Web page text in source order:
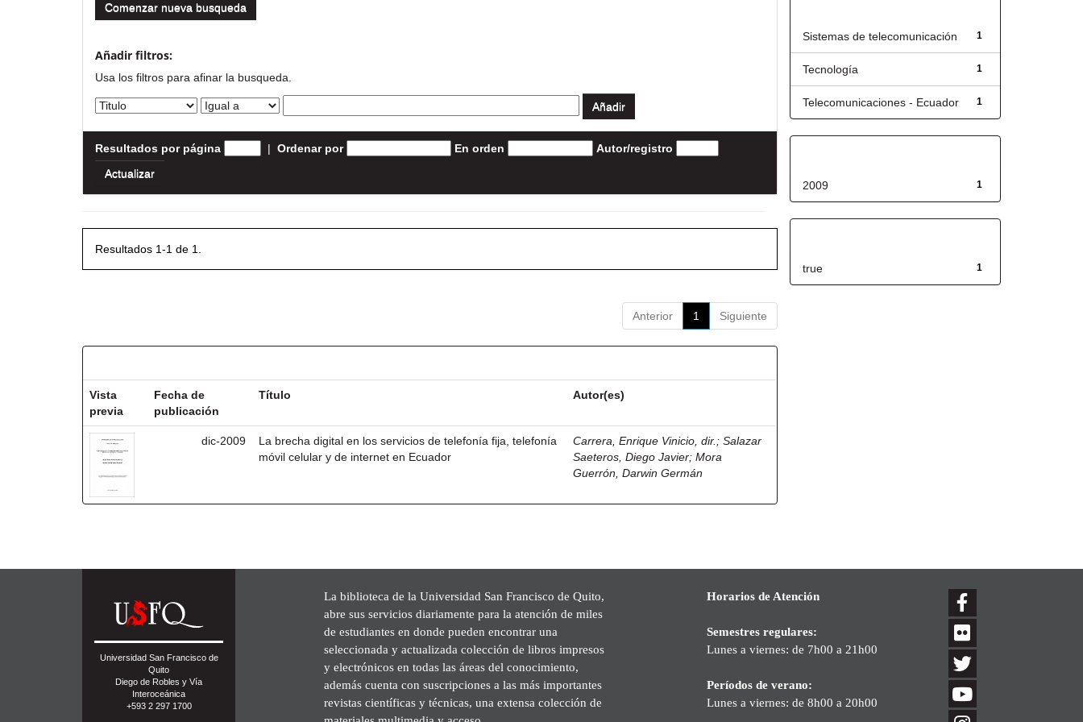
Comenzar nueva busqueda
Añadir filtros:
Usa los filtros para afinar la busqueda.
Resultados por página | Ordenar por En orden Autor/registro
Resultados 1-1 de 1.
Anterior 1 Siguiente
Vista
previa
Fecha de
publicación
Título Autor(es)
dic-2009
La brecha digital en los servicios de telefonía fija, telefonía
móvil celular y de internet en Ecuador
Carrera, Enrique Vinicio, dir. ;Salazar
Saeteros, Diego Javier;Mora
Guerrón, Darwin Germán
1
Sistemas de telecomunicación
1
Tecnología
1
Telecomunicaciones - Ecuador
1
2009
1
true
Universidad San Francisco de
Quito
Diego de Robles y Vía
Interoceánica
+593 2 297 1700
La biblioteca de la Universidad San Francisco de Quito,
abre sus servicios diariamente para la atención de miles
de estudiantes en donde pueden encontrar una
seleccionada y actualizada colección de libros impresos
y electrónicos en todas las áreas del conocimiento,
además cuenta con suscripciones a las más importantes
revistas científicas y técnicas, una extensa colección de
Horarios de Atención
Semestres regulares:
Lunes a viernes: de 7h00 a 21h00
Períodos de verano:
Lunes a viernes: de 8h00 a 20h00